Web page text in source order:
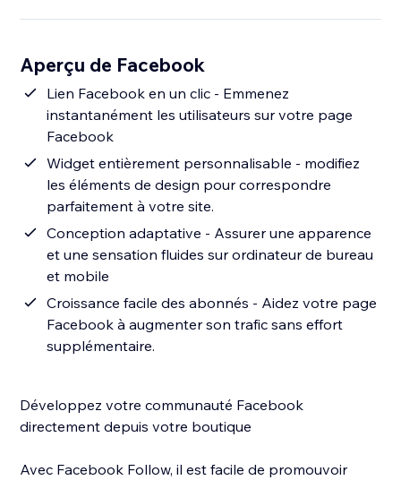
Aperçu de Facebook
Lien Facebook en un clic - Emmenez
instantanément les utilisateurs sur votre page
Facebook
Widget entièrement personnalisable - modifiez
les éléments de design pour correspondre
parfaitement à votre site.
Conception adaptative - Assurer une apparence
et une sensation fluides sur ordinateur de bureau
et mobile
Croissance facile des abonnés - Aidez votre page
Facebook à augmenter son trafic sans effort
supplémentaire.
Développez votre communauté Facebook
directement depuis votre boutique
Avec Facebook Follow, il est facile de promouvoir